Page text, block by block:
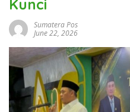
Kunci
Sumatera Pos
June 22, 2026